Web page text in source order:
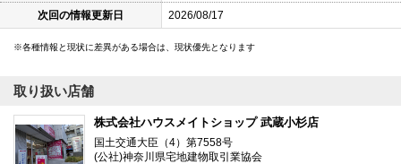
次回の情報更新日 2026/08/17
各種情報と現状に差異がある場合は、現状優先となります
取り扱い店舗
株式会社ハウスメイトショップ 武蔵小杉店
国土交通大臣（4）第7558号
(公社)神奈川県宅地建物取引業協会